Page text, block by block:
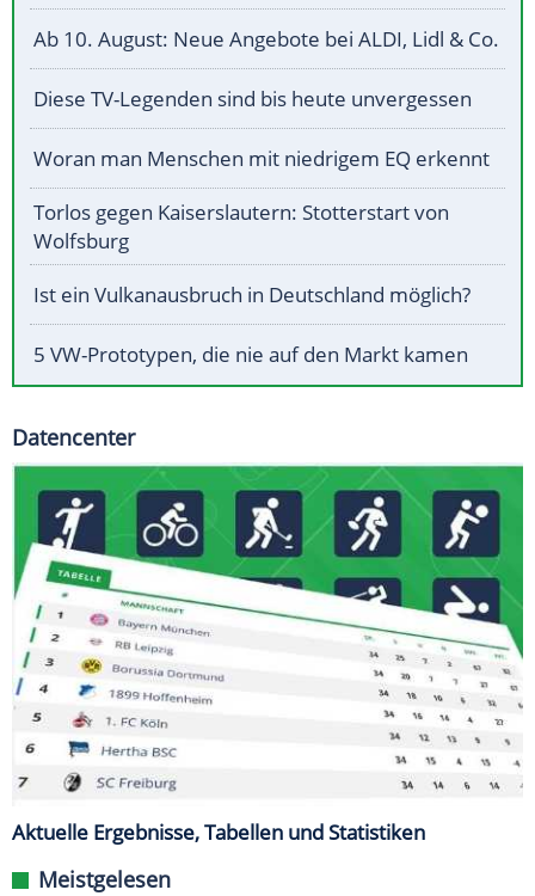
Ab 10. August: Neue Angebote bei ALDI, Lidl & Co.
Diese TV-Legenden sind bis heute unvergessen
Woran man Menschen mit niedrigem EQ erkennt
Torlos gegen Kaiserslautern: Stotterstart von
Wolfsburg
Ist ein Vulkanausbruch in Deutschland möglich?
5 VW-Prototypen, die nie auf den Markt kamen
Datencenter
Aktuelle Ergebnisse, Tabellen und Statistiken
Meistgelesen